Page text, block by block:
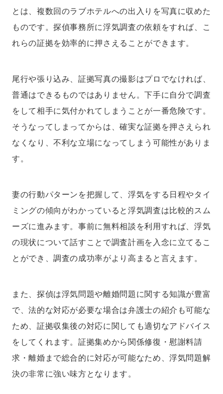
とは、複数回のラブホテルへの出入りを写真に収めた
ものです。探偵事務所に浮気調査の依頼をすれば、こ
れらの証拠を効率的に押さえることができます。
尾行や張り込み、証拠写真の撮影はプロでなければ、
普通はできるものではありません。下手に自分で調査
をして相手に気付かれてしまうことが一番危険です。
そうなってしまってからは、確実な証拠を押さえられ
なくなり、不利な立場になってしまう可能性がありま
す。
妻の行動パターンを把握して、浮気をする日程やタイ
ミングの傾向がわかっていると浮気調査は比較的スム
ーズに進みます。事前に無料相談を利用すれば、浮気
の現状について話すことで調査計画を入念に立てるこ
とができ、調査の成功率がより高まると言えます。
また、探偵は浮気問題や離婚問題に関する知識が豊富
で、法的な対応が必要な場合は弁護士の紹介も可能な
ため、証拠収集後の対応に関しても適切なアドバイス
をしてくれます。証拠集めから関係修復・慰謝料請
求・離婚まで総合的に対応が可能なため、浮気問題解
決の非常に強い味方となります。